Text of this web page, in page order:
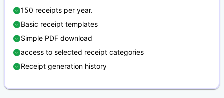
150 receipts per year.
Basic receipt templates
Simple PDF download
access to selected receipt categories
Receipt generation history